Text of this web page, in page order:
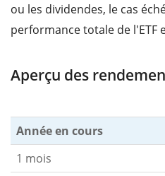
ou les dividendes, le cas
performance totale de l'ETF
Aperçu des
Année en cours
1 mois